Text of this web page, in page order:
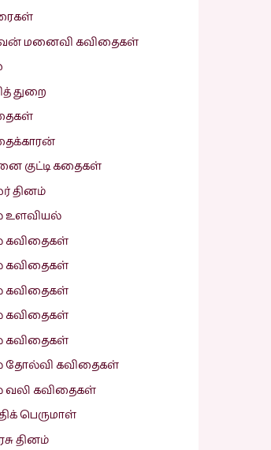
மனைவி கவிதைகள்
துறை
குட்டி கதைகள்
தினம்
உளவியல்
கவிதைகள்
கவிதைகள்
கவிதைகள்
கவிதைகள்
கவிதைகள்
தோல்வி கவிதைகள்
வலி கவிதைகள்
பெருமாள்
தினம்